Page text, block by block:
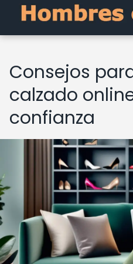
Consejos
calzado
confianza